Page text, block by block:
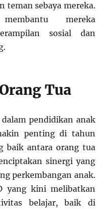
teman sebaya mereka.
mereka
sosial dan
Tua
pendidikan anak
penting di tahun
baik antara orang tua
sinergi yang
perkembangan anak.
yang kini melibatkan
belajar, baik di